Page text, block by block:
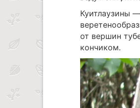
Куитлаузины
от вершин
кончиком.